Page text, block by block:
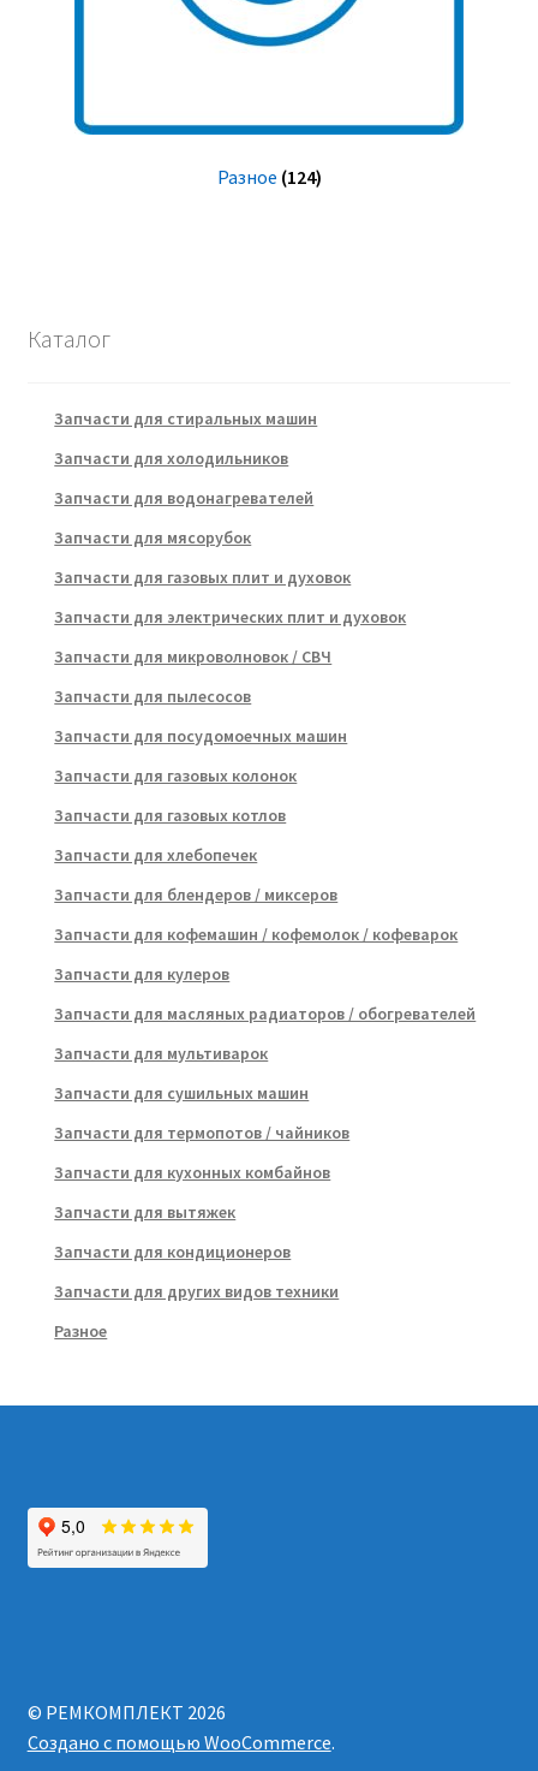
Разное (124)
Каталог
Запчасти для стиральных машин
Запчасти для холодильников
Запчасти для водонагревателей
Запчасти для мясорубок
Запчасти для газовых плит и духовок
Запчасти для электрических плит и духовок
Запчасти для микроволновок / СВЧ
Запчасти для пылесосов
Запчасти для посудомоечных машин
Запчасти для газовых колонок
Запчасти для газовых котлов
Запчасти для хлебопечек
Запчасти для блендеров / миксеров
Запчасти для кофемашин / кофемолок / кофеварок
Запчасти для кулеров
Запчасти для масляных радиаторов / обогревателей
Запчасти для мультиварок
Запчасти для сушильных машин
Запчасти для термопотов / чайников
Запчасти для кухонных комбайнов
Запчасти для вытяжек
Запчасти для кондиционеров
Запчасти для других видов техники
Разное
© РЕМКОМПЛЕКТ 2026
Создано с помощью WooCommerce.